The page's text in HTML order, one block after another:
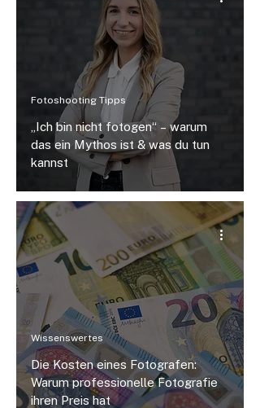
„Ich bin nicht fotogen“ – warum
das ein Mythos ist & was du tun
kannst
Fotoshooting Tipps
Die Kosten eines Fotografen:
Warum professionelle Fotografie
ihren Preis hat
Wissenswertes